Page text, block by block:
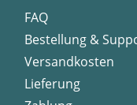
FAQ
Bestellung &
Versandkosten
Lieferung